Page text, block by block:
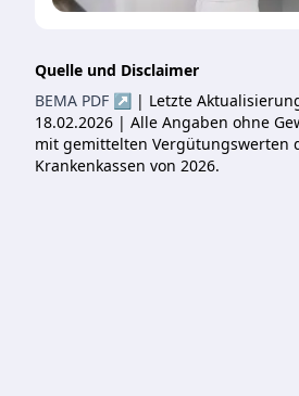
Quelle und Disclaimer
BEMA PDF ↗ | Letzte
18.02.2026 | Alle Angaben ohne
mit gemittelten Vergütungswerten
Krankenkassen von 2026.